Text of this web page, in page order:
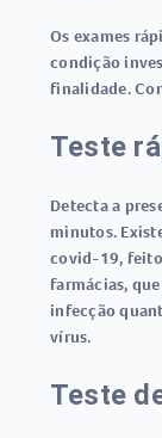
Os exames
condição
finalidade.
Teste
Detecta a
minutos.
covid-19,
farmácias,
infecção
vírus.
Teste